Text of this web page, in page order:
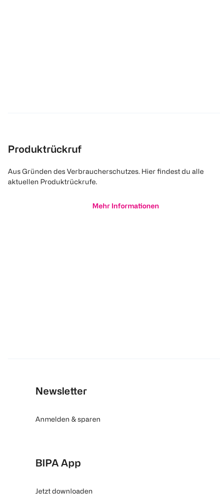
Produktrückruf
Aus Gründen des Verbraucherschutzes. Hier findest du alle
aktuellen Produktrückrufe.
Mehr Informationen
Newsletter
Anmelden & sparen
BIPA App
Jetzt downloaden